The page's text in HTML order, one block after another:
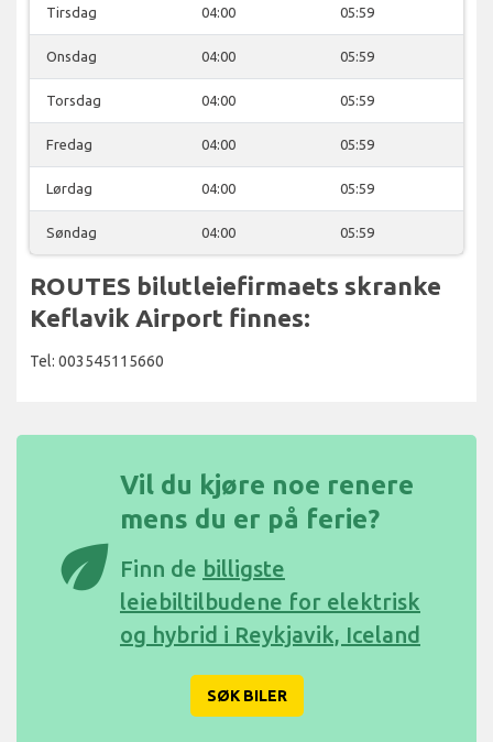
Tirsdag 04:00 05:59
Onsdag 04:00 05:59
Torsdag 04:00 05:59
Fredag 04:00 05:59
Lørdag 04:00 05:59
Søndag 04:00 05:59
ROUTES bilutleiefirmaets skranke
Keflavik Airport finnes:
Tel: 003545115660
eco
Vil du kjøre noe renere
mens du er på ferie?
Finn de billigste
leiebiltilbudene for elektrisk
og hybrid i Reykjavik, Iceland
SØK BILER